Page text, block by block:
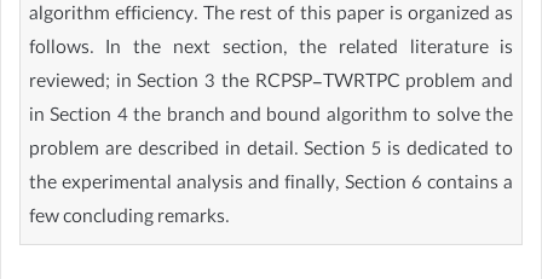
algorithm efficiency. The rest of this paper is organized as
follows. In the next section, the related literature is
reviewed; in Section 3 the RCPSP-TWRTPC problem and
in Section 4 the branch and bound algorithm to solve the
problem are described in detail. Section 5 is dedicated to
the experimental analysis and finally, Section 6 contains a
few concluding remarks.